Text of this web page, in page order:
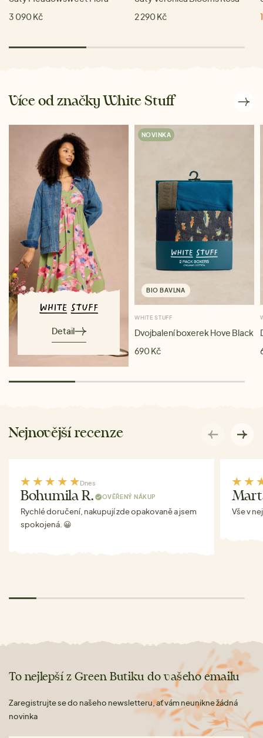
3 090 Kč
2 290 Kč
Více od značky White Stuff
Detail
NOVINKA
BIO BAVLNA
WHITE STUFF
Dvojbalení boxerek Hove Black
690 Kč
Nejnovější recenze
Dnes
Bohumila R. OVĚŘENÝ NÁKUP
Rychlé doručení, nakupují zde opakovaně a jsem
spokojená. 😀
Vše v
To nejlepší z Green Butiku do vašeho emailu
Zaregistrujte se do našeho newsletteru, ať vám neunikne žádná
novinka